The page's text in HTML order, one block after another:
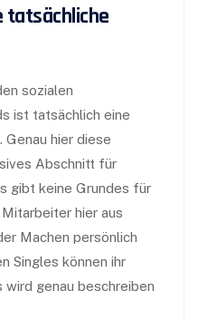
tatsächliche
sozialen
ist tatsächlich eine
hier diese
Abschnitt für
gibt keine Grundes für
hier aus
Machen persönlich
Singles können ihr
genau beschreiben